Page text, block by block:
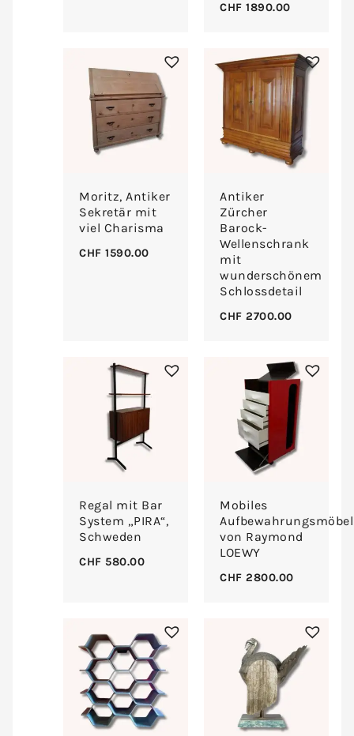
CHF 1890.00
Moritz, Antiker
Sekretär mit
viel Charisma
CHF 1590.00
Antiker
Zürcher
Barock-
Wellenschrank
mit
wunderschönem
Schlossdetail
CHF 2700.00
Regal mit Bar
System „PIRA“,
Schweden
CHF 580.00
Mobiles
Aufbewahrungsmöbel
von Raymond
LOEWY
CHF 2800.00